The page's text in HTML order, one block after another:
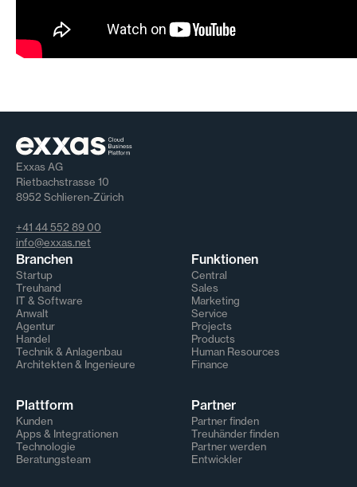
Exxas AG
Rietbachstrasse 10
8952 Schlieren-Zürich
+41 44 552 89 00
info@exxas.net
Branchen
Startup
Treuhand
IT & Software
Anwalt
Agentur
Handel
Technik & Anlagenbau
Architekten & Ingenieure
Funktionen
Central
Sales
Marketing
Service
Projects
Products
Human Resources
Finance
Plattform
Kunden
Apps & Integrationen
Technologie
Beratungsteam
Partner
Partner finden
Treuhänder finden
Partner werden
Entwickler